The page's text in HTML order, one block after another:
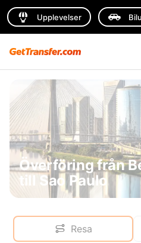
Upplevelser
Överföring från
till Sao Paulo
Resa